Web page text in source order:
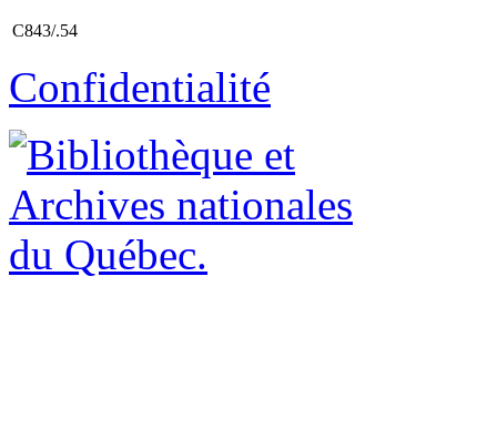
C843/.54
Confidentialité